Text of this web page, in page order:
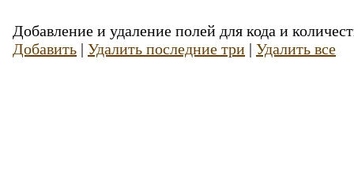
Добавление и удаление полей для кода и
Добавить | Удалить последние три | Удалить все